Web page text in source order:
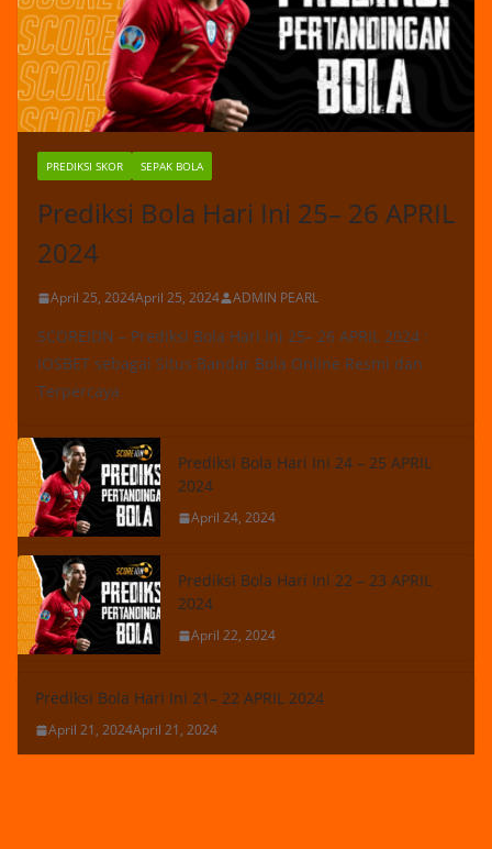
PREDIKSI SKOR SEPAK BOLA
Prediksi Bola Hari Ini 25– 26 APRIL
2024
April 25, 2024April 25, 2024 ADMIN PEARL
SCOREIDN – Prediksi Bola Hari Ini 25– 26 APRIL 2024 :
IOSBET sebagai Situs Bandar Bola Online Resmi dan
Terpercaya
Prediksi Bola Hari Ini 24 – 25 APRIL
2024
April 24, 2024
Prediksi Bola Hari Ini 22 – 23 APRIL
2024
April 22, 2024
Prediksi Bola Hari Ini 21– 22 APRIL 2024
April 21, 2024April 21, 2024